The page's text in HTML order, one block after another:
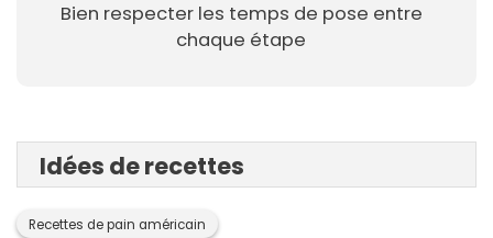
Bien respecter les temps de pose entre
chaque étape
Idées de recettes
Recettes de pain américain